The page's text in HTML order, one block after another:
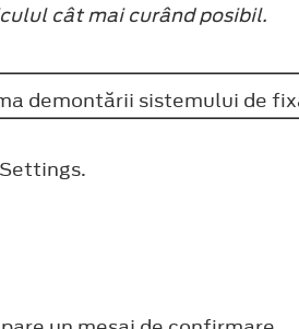
cât mai curând posibil.
demontării sistemului de
Settings.